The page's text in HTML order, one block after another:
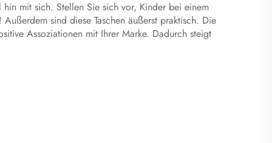
mit sich. Stellen Sie sich vor, Kinder bei einem
sind diese Taschen äußerst praktisch. Die
Assoziationen mit Ihrer Marke. Dadurch steigt